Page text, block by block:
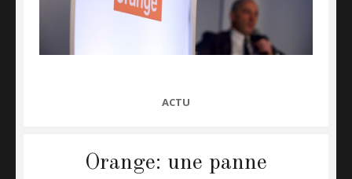
CATEGORIES
ACTU
Orange: une panne